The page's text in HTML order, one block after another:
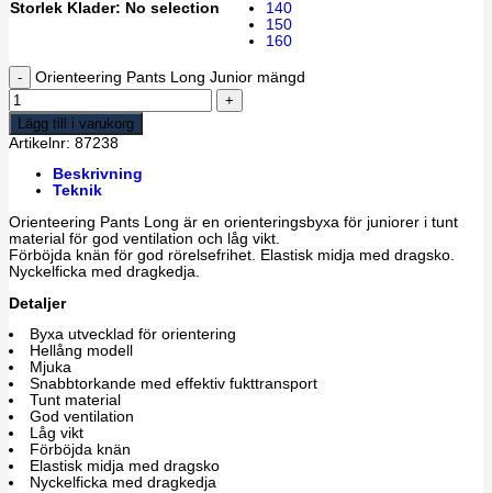
Storlek Klader: No selection
140
150
160
Orienteering Pants Long Junior mängd
Lägg till i varukorg
Artikelnr: 87238
Beskrivning
Teknik
Orienteering Pants Long är en orienteringsbyxa för juniorer i tunt
material för god ventilation och låg vikt.
Förböjda knän för god rörelsefrihet. Elastisk midja med dragsko.
Nyckelficka med dragkedja.
Detaljer
Byxa utvecklad för orientering
Hellång modell
Mjuka
Snabbtorkande med effektiv fukttransport
Tunt material
God ventilation
Låg vikt
Förböjda knän
Elastisk midja med dragsko
Nyckelficka med dragkedja